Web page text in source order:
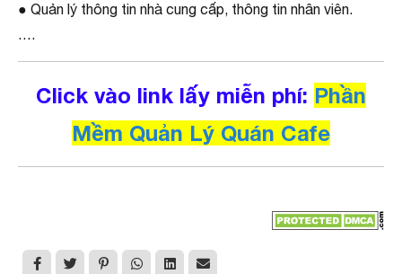
● Quản lý thông tin nhà cung cấp, thông tin nhân viên.
….
Click vào link lấy miễn phí: Phần
Mềm Quản Lý Quán Cafe